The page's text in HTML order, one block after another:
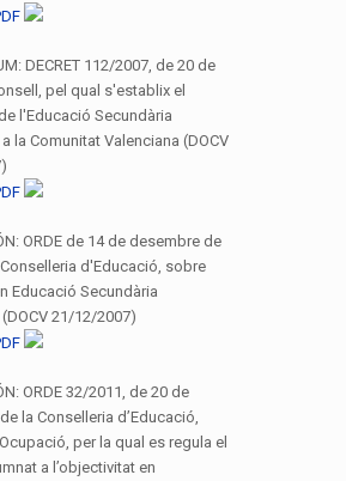
DECRET 112/2007, de 20 de
pel qual s'establix el
l'Educació Secundària
la Comunitat Valenciana (DOCV
ORDE de 14 de desembre de
d'Educació, sobre
Educació Secundària
21/12/2007)
ORDE 32/2011, de 20 de
la Conselleria d’Educació,
per la qual es regula el
a l’objectivitat en